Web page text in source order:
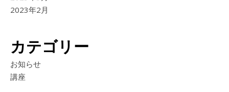
2023年2月
カテゴリー
お知らせ
講座